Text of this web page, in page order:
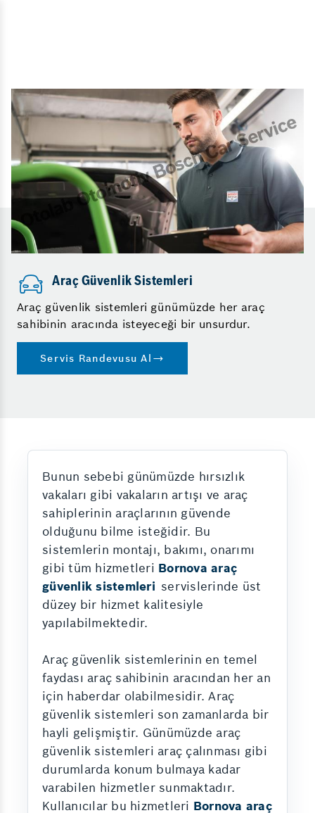
Araç Güvenlik Sistemleri
Araç güvenlik sistemleri günümüzde her araç
sahibinin aracında isteyeceği bir unsurdur.
Servis Randevusu Al
Bunun sebebi günümüzde hırsızlık
vakaları gibi vakaların artışı ve araç
sahiplerinin araçlarının güvende
olduğunu bilme isteğidir. Bu
sistemlerin montajı, bakımı, onarımı
gibi tüm hizmetleri Bornova araç
güvenlik sistemleri servislerinde üst
düzey bir hizmet kalitesiyle
yapılabilmektedir.
Araç güvenlik sistemlerinin en temel
faydası araç sahibinin aracından her an
için haberdar olabilmesidir. Araç
güvenlik sistemleri son zamanlarda bir
hayli gelişmiştir. Günümüzde araç
güvenlik sistemleri araç çalınması gibi
durumlarda konum bulmaya kadar
varabilen hizmetler sunmaktadır.
Kullanıcılar bu hizmetleri Bornova araç